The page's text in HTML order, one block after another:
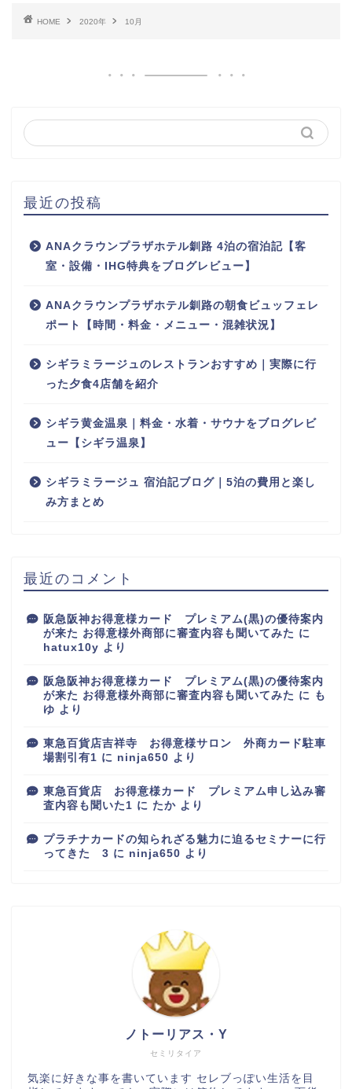
HOME 2020年 10月
最近の投稿
ANAクラウンプラザホテル釧路 4泊の宿泊記【客
室・設備・IHG特典をブログレビュー】
ANAクラウンプラザホテル釧路の朝食ビュッフェレ
ポート【時間・料金・メニュー・混雑状況】
シギラミラージュのレストランおすすめ｜実際に行
った夕食4店舗を紹介
シギラ黄金温泉｜料金・水着・サウナをブログレビ
ュー【シギラ温泉】
シギラミラージュ 宿泊記ブログ｜5泊の費用と楽し
み方まとめ
最近のコメント
阪急阪神お得意様カード プレミアム(黒)の優待案内
が来た お得意様外商部に審査内容も聞いてみた に
hatux10y より
阪急阪神お得意様カード プレミアム(黒)の優待案内
が来た お得意様外商部に審査内容も聞いてみた に も
ゆ より
東急百貨店吉祥寺 お得意様サロン 外商カード駐車
場割引有1 に ninja650 より
東急百貨店 お得意様カード プレミアム申し込み審
査内容も聞いた1 に たか より
プラチナカードの知られざる魅力に迫るセミナーに行
ってきた 3 に ninja650 より
セミリタイア
ノトーリアス・Y
気楽に好きな事を書いています セレブっぽい生活を目